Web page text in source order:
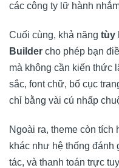
các công ty lữ hành
Cuối cùng, khả năng tùy
Builder cho phép bạn
mà không cần kiến thức
sắc, font chữ, bố cục
chỉ bằng vài cú nhấp
Ngoài ra, theme còn tích
khác như hệ thống đánh
tác, và thanh toán trực